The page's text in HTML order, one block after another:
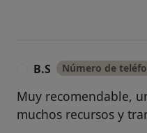
B.S Número de
Muy recomendable,
muchos recursos y